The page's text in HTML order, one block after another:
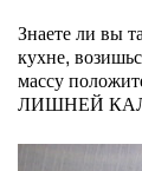
Знаете ли вы
кухне,
массу
ЛИШНЕЙ